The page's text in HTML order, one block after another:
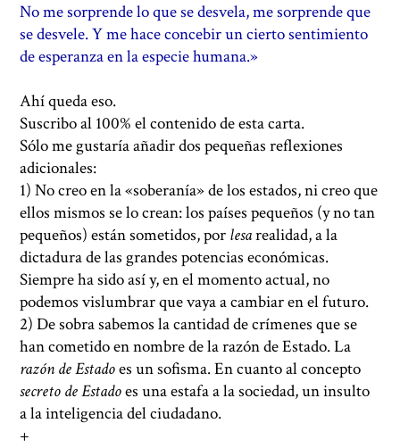
No me sorprende lo que se desvela, me sorprende que
se desvele. Y me hace concebir un cierto sentimiento
de esperanza en la especie humana.»
Ahí queda eso.
Suscribo al 100% el contenido de esta carta.
Sólo me gustaría añadir dos pequeñas reflexiones
adicionales:
1) No creo en la «soberanía» de los estados, ni creo que
ellos mismos se lo crean: los países pequeños (y no tan
pequeños) están sometidos, por lesarealidad, a la
dictadura de las grandes potencias económicas.
Siempre ha sido así y, en el momento actual, no
podemos vislumbrar que vaya a cambiar en el futuro.
2) De sobra sabemos la cantidad de crímenes que se
han cometido en nombre de la razón de Estado. La
razón de Estadoes un sofisma. En cuanto al concepto
secreto deEstadoes una estafa a la sociedad, un insulto
a la inteligencia del ciudadano.
+